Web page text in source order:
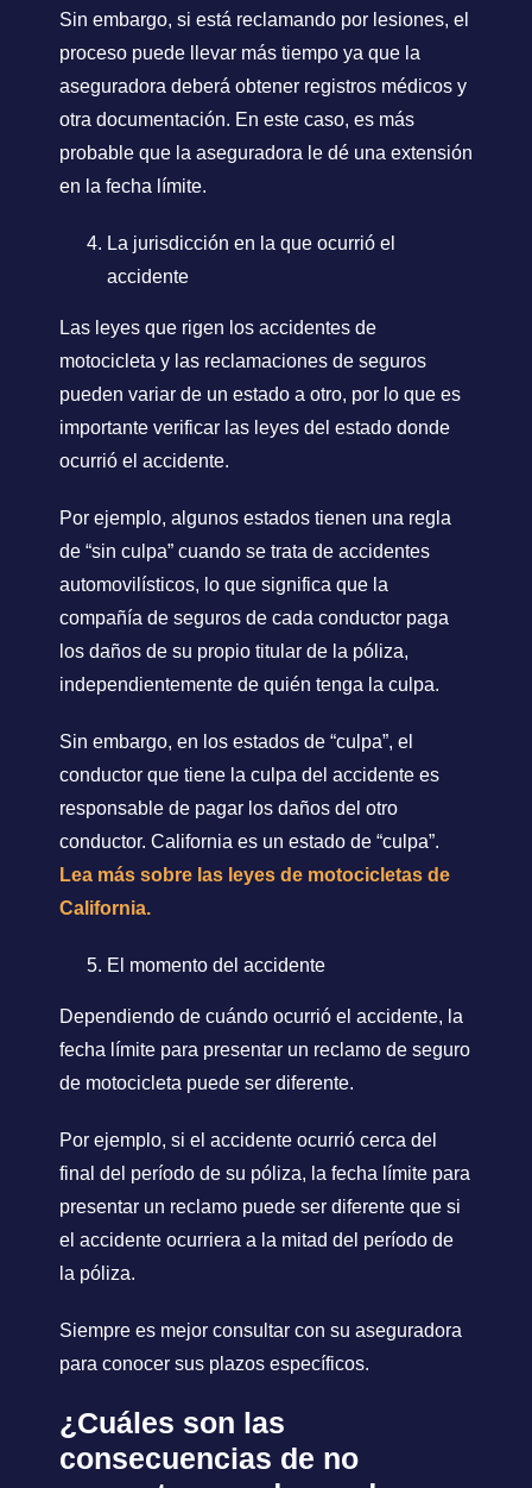
Sin embargo, si está reclamando por lesiones, el
proceso puede llevar más tiempo ya que la
aseguradora deberá obtener registros médicos y
otra documentación. En este caso, es más
probable que la aseguradora le dé una extensión
en la fecha límite.
La jurisdicción en la que ocurrió el
accidente
Las leyes que rigen los accidentes de
motocicleta y las reclamaciones de seguros
pueden variar de un estado a otro, por lo que es
importante verificar las leyes del estado donde
ocurrió el accidente.
Por ejemplo, algunos estados tienen una regla
de “sin culpa” cuando se trata de accidentes
automovilísticos, lo que significa que la
compañía de seguros de cada conductor paga
los daños de su propio titular de la póliza,
independientemente de quién tenga la culpa.
Sin embargo, en los estados de “culpa”, el
conductor que tiene la culpa del accidente es
responsable de pagar los daños del otro
conductor. California es un estado de “culpa”.
Lea más sobre las leyes de motocicletas de
California.
El momento del accidente
Dependiendo de cuándo ocurrió el accidente, la
fecha límite para presentar un reclamo de seguro
de motocicleta puede ser diferente.
Por ejemplo, si el accidente ocurrió cerca del
final del período de su póliza, la fecha límite para
presentar un reclamo puede ser diferente que si
el accidente ocurriera a la mitad del período de
la póliza.
Siempre es mejor consultar con su aseguradora
para conocer sus plazos específicos.
¿Cuáles son las
consecuencias de no